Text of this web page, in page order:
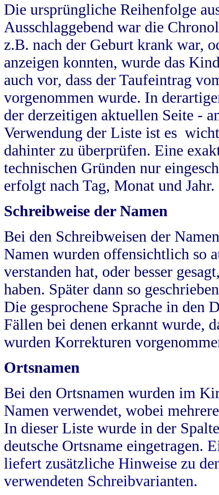
Die ursprüngliche Reihenfolge
Ausschlaggebend war die
z.B. nach der Geburt krank war,
anzeigen konnten, wurde das
auch vor, dass der Taufeintrag
vorgenommen wurde. In
der derzeitigen aktuellen Seite -
Verwendung der Liste ist es
dahinter zu überprüfen. Eine
technischen Gründen nur
erfolgt nach Tag, Monat und Jahr.
Schreibweise der Namen
Bei den Schreibweisen der
Namen wurden offensichtlich so
verstanden hat, oder besser
haben. Später dann so
Die gesprochene Sprache in
Fällen bei denen erkannt wurde,
wurden Korrekturen
Ortsnamen
Bei den Ortsnamen wurden im
Namen verwendet, wobei
In dieser Liste wurde in der
deutsche Ortsname eingetragen.
liefert zusätzliche Hinweise zu
verwendeten Schreibvarianten.